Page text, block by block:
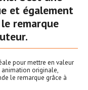
et également
remarque
pour mettre en valeur
animation originale,
le remarque grâce à